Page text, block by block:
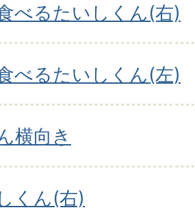
べるたいしくん(右)
べるたいしくん(左)
横向き
くん(右)